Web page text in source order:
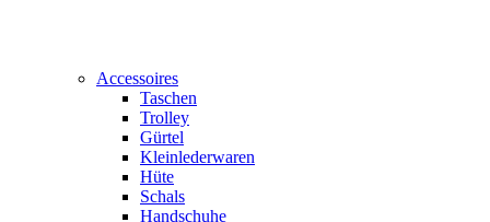
Accessoires
Taschen
Trolley
Gürtel
Kleinlederwaren
Hüte
Schals
Handschuhe